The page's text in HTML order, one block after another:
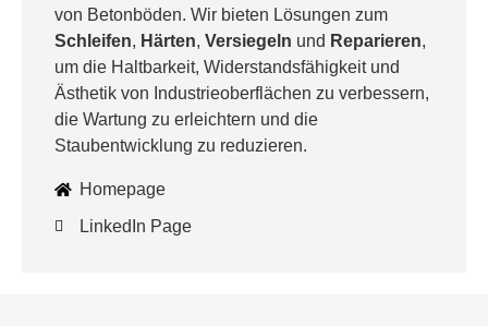
von Betonböden. Wir bieten Lösungen zum
Schleifen, Härten, Versiegeln und Reparieren,
um die Haltbarkeit, Widerstandsfähigkeit und
Ästhetik von Industrieoberflächen zu verbessern,
die Wartung zu erleichtern und die
Staubentwicklung zu reduzieren.
Homepage
LinkedIn Page